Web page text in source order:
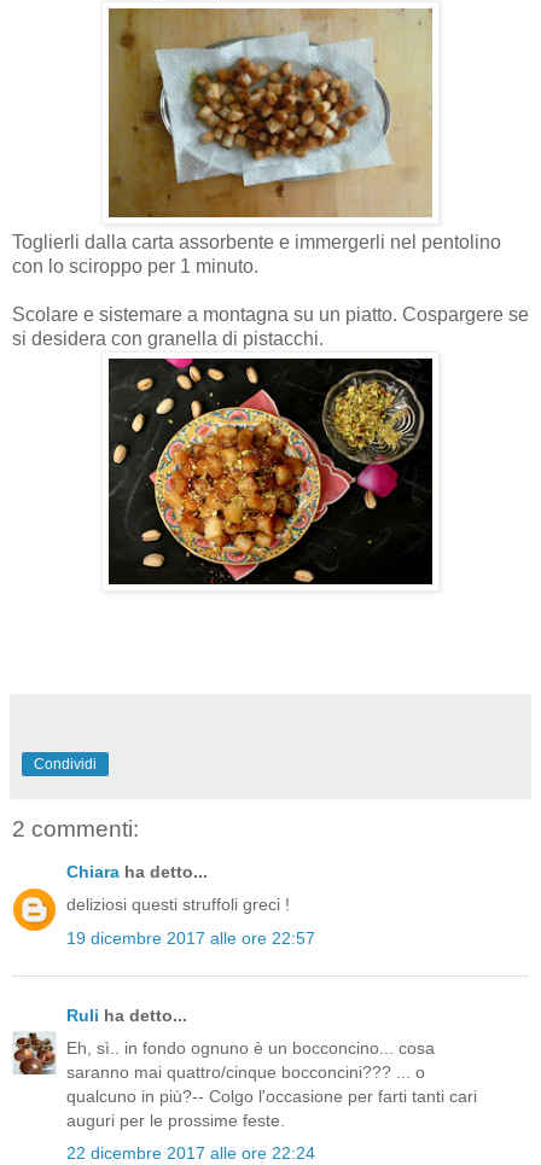
Toglierli dalla carta assorbente e immergerli nel pentolino
con lo sciroppo per 1 minuto.
Scolare e sistemare a montagna su un piatto. Cospargere se
si desidera con granella di pistacchi.
Condividi
2 commenti:
Chiara ha detto...
deliziosi questi struffoli greci !
19 dicembre 2017 alle ore 22:57
Ruli ha detto...
Eh, sì.. in fondo ognuno è un bocconcino... cosa
saranno mai quattro/cinque bocconcini??? ... o
qualcuno in più?-- Colgo l'occasione per farti tanti cari
auguri per le prossime feste.
22 dicembre 2017 alle ore 22:24